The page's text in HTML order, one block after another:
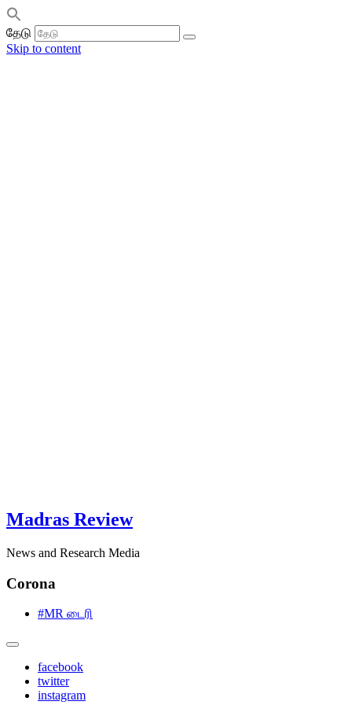
தேடு
Skip to content
Madras Review
News and Research Media
Corona
#MR டைரி
facebook
twitter
instagram